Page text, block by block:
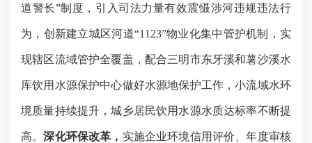
道警长”制度，引入司法力量有效震慑涉河违规违法行
为，创新建立城区河道“1123”物业化集中管护机制，实
现辖区流域管护全覆盖，配合三明市东牙溪和薯沙溪水
库饮用水源保护中心做好水源地保护工作，小流域水环
境质量持续提升，城乡居民饮用水源水质达标率不断提
高。深化环保改革， 实施企业环境信用评价、年度审核